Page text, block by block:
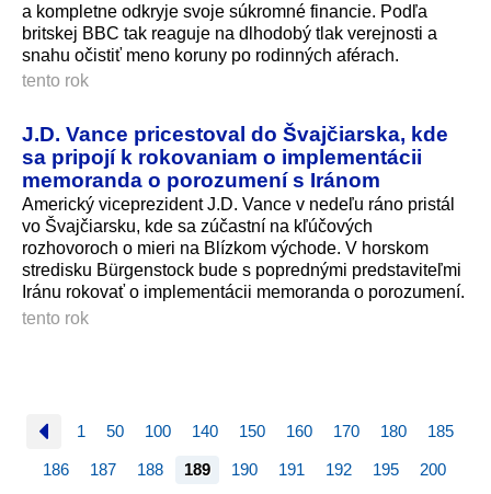
a kompletne odkryje svoje súkromné financie. Podľa
britskej BBC tak reaguje na dlhodobý tlak verejnosti a
snahu očistiť meno koruny po rodinných aférach.
tento rok
J.D. Vance pricestoval do Švajčiarska, kde
sa pripojí k rokovaniam o implementácii
memoranda o porozumení s Iránom
Americký viceprezident J.D. Vance v nedeľu ráno pristál
vo Švajčiarsku, kde sa zúčastní na kľúčových
rozhovoroch o mieri na Blízkom východe. V horskom
stredisku Bürgenstock bude s poprednými predstaviteľmi
Iránu rokovať o implementácii memoranda o porozumení.
tento rok
1 50 100 140 150 160 170 180 185
186 187 188 189 190 191 192 195
200